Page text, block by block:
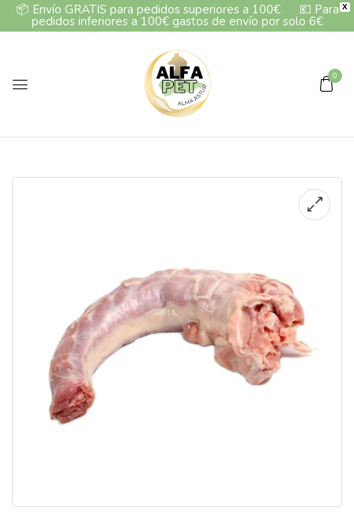
X
📦 Envío GRATIS para pedidos superiores a 100€💶 Para
pedidos inferiores a 100€ gastos de envío por solo 6€
0